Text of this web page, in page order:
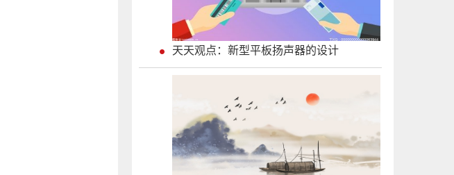
天天观点：新型平板扬声器的设计